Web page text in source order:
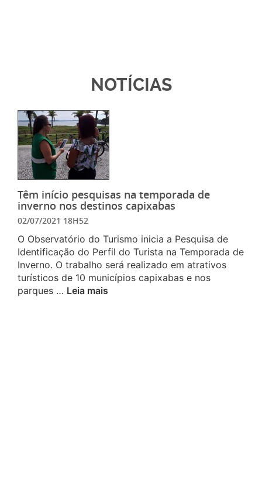
NOTÍCIAS
Têm início pesquisas na temporada de
inverno nos destinos capixabas
02/07/2021 18H52
O Observatório do Turismo inicia a Pesquisa de
Identificação do Perfil do Turista na Temporada de
Inverno. O trabalho será realizado em atrativos
turísticos de 10 municípios capixabas e nos
parques … Leia mais